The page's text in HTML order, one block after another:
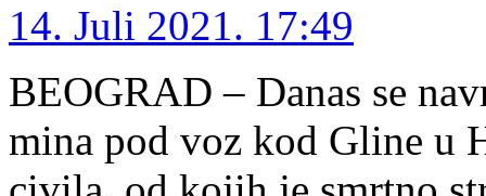
14. Juli 2021. 17:49
BEOGRAD – Danas se
mina pod voz kod Gline u